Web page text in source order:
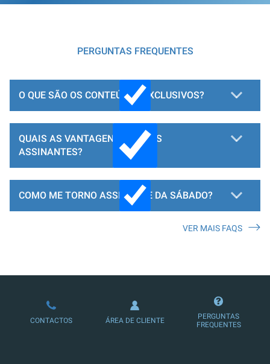
PERGUNTAS FREQUENTES
O QUE SÃO OS CONTEÚDOS EXCLUSIVOS?
QUAIS AS VANTAGENS PARA OS
ASSINANTES?
COMO ME TORNO ASSINANTE DA SÁBADO?
LOJA DE ASSINATURAS
VER MAIS FAQS
CONTACTOS ÁREA DE CLIENTE
PERGUNTAS
FREQUENTES